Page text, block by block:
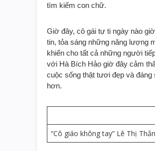
tìm kiếm con chữ.
Giờ đây, cô gái tự ti ngày nào
tin, tỏa sáng những năng lượng
khiến cho tất cả những người
với Hà Bích Hảo giờ đây cảm
cuộc sống thật tươi đẹp và đáng
hơn.
“Cô giáo không tay” Lê Thị